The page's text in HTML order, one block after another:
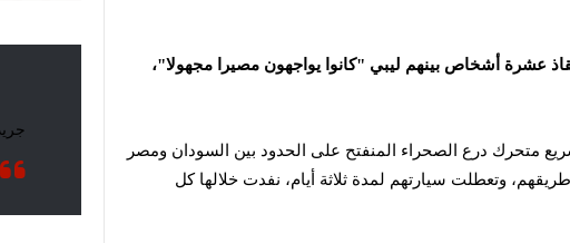
عشرة أشخاص بينهم ليبي "كانوا يواجهون مصيرا مجهولا"،
متحرك درع الصحراء المنفتح على الحدود بين السودان ومصر
بعدما ضلوا طريقهم، وتعطلت سيارتهم لمدة ثلاثة أيام، نفدت خلالها كل